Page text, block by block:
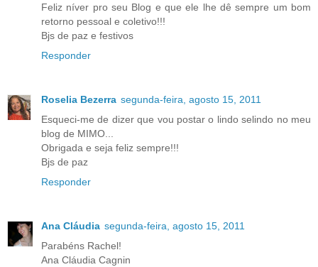
Feliz níver pro seu Blog e que ele lhe dê sempre um bom
retorno pessoal e coletivo!!!
Bjs de paz e festivos
Responder
Roselia Bezerra segunda-feira, agosto 15, 2011
Esqueci-me de dizer que vou postar o lindo selindo no meu
blog de MIMO...
Obrigada e seja feliz sempre!!!
Bjs de paz
Responder
Ana Cláudia segunda-feira, agosto 15, 2011
Parabéns Rachel!
Ana Cláudia Cagnin